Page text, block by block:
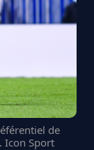
de
Icon Sport